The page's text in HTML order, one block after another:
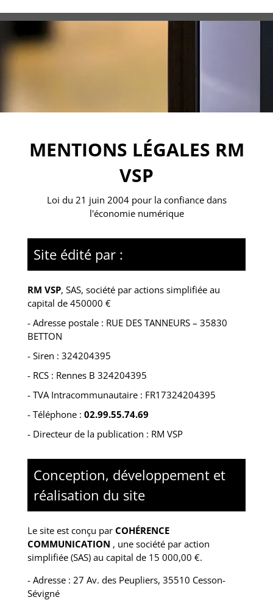
to
MENTIONS LÉGALES RM
VSP
Loi du 21 juin 2004 pour la confiance dans
l'économie numérique
Site édité par :
RM VSP, SAS, société par actions simplifiée au
capital de 450000 €
- Adresse postale : RUE DES TANNEURS – 35830
BETTON
- Siren : 324204395
- RCS : Rennes B 324204395
- TVA Intracommunautaire : FR17324204395
- Téléphone : 02.99.55.74.69
- Directeur de la publication : RM VSP
Conception, développement et
réalisation du site
Le site est conçu par COHÉRENCE
COMMUNICATION , une société par action
simplifiée (SAS) au capital de 15 000,00 €.
- Adresse : 27 Av. des Peupliers, 35510 Cesson-
Sévigné